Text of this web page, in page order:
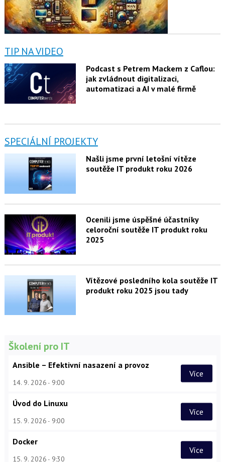
TIP NA VIDEO
Podcast s Petrem Mackem z Caflou:
jak zvládnout digitalizaci,
automatizaci a AI v malé firmě
SPECIÁLNÍ PROJEKTY
Našli jsme první letošní vítěze
soutěže IT produkt roku 2026
Ocenili jsme úspěšné účastníky
celoroční soutěže IT produkt roku
2025
Vítězové posledního kola soutěže IT
produkt roku 2025 jsou tady
Školení pro IT
Ansible – Efektivní nasazení a provoz
14. 9. 2026 9:00
Více
Úvod do Linuxu
15. 9. 2026 9:00
Více
Docker
15. 9. 2026 9:30
Více